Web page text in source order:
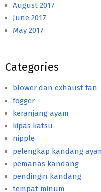
August 2017
June 2017
May 2017
Categories
blower dan exhaust fan
fogger
keranjang ayam
kipas katsu
nipple
pelengkap kandang
pemanas kandang
pendingin kandang
tempat minum